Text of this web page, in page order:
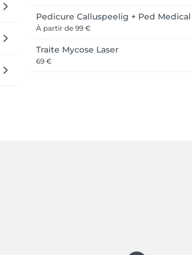
Pedicure Calluspeelig + Ped Medical
À partir de 99 €
Traite Mycose Laser
69 €